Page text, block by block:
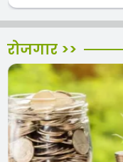
रोजगार >>